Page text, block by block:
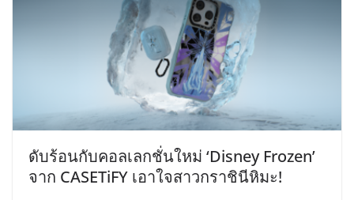
ดับร้อนกับคอลเลกชั่นใหม่ ‘Disney Frozen’
จาก CASETiFY เอาใจสาวกราชินีหิมะ!